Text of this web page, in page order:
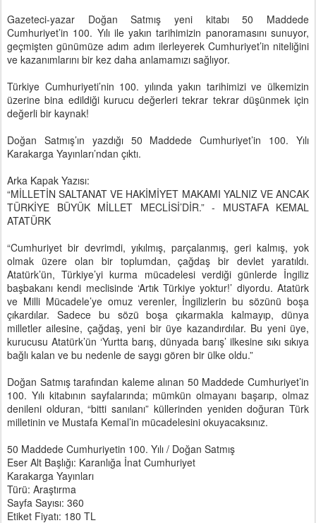
Gazeteci-yazar Doğan Satmış yeni kitabı 50 Maddede
Cumhuriyet’in 100. Yılı ile yakın tarihimizin panoramasını sunuyor,
geçmişten günümüze adım adım ilerleyerek Cumhuriyet’in niteliğini
ve kazanımlarını bir kez daha anlamamızı sağlıyor.
Türkiye Cumhuriyeti’nin 100. yılında yakın tarihimizi ve ülkemizin
üzerine bina edildiği kurucu değerleri tekrar tekrar düşünmek için
değerli bir kaynak!
Doğan Satmış’ın yazdığı 50 Maddede Cumhuriyet’in 100. Yılı
Karakarga Yayınları’ndan çıktı.
Arka Kapak Yazısı:
“MİLLETİN SALTANAT VE HAKİMİYET MAKAMI YALNIZ VE ANCAK
TÜRKİYE BÜYÜK MİLLET MECLİSİ’DİR.” - MUSTAFA KEMAL
ATATÜRK
“Cumhuriyet bir devrimdi, yıkılmış, parçalanmış, geri kalmış, yok
olmak üzere olan bir toplumdan, çağdaş bir devlet yaratıldı.
Atatürk’ün, Türkiye’yi kurma mücadelesi verdiği günlerde İngiliz
başbakanı kendi meclisinde ‘Artık Türkiye yoktur!’ diyordu. Atatürk
ve Milli Mücadele’ye omuz verenler, İngilizlerin bu sözünü boşa
çıkardılar. Sadece bu sözü boşa çıkarmakla kalmayıp, dünya
milletler ailesine, çağdaş, yeni bir üye kazandırdılar. Bu yeni üye,
kurucusu Atatürk’ün ‘Yurtta barış, dünyada barış’ ilkesine sıkı sıkıya
bağlı kalan ve bu nedenle de saygı gören bir ülke oldu.”
Doğan Satmış tarafından kaleme alınan 50 Maddede Cumhuriyet’in
100. Yılı kitabının sayfalarında; mümkün olmayanı başarıp, olmaz
denileni olduran, “bitti sanılanı” küllerinden yeniden doğuran Türk
milletinin ve Mustafa Kemal’in mücadelesini okuyacaksınız.
50 Maddede Cumhuriyetin 100. Yılı / Doğan Satmış
Eser Alt Başlığı: Karanlığa İnat Cumhuriyet
Karakarga Yayınları
Türü: Araştırma
Sayfa Sayısı: 360
Etiket Fiyatı: 180 TL